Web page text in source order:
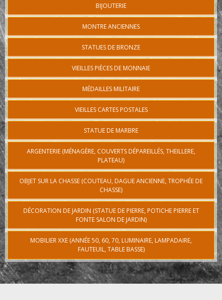
BIJOUTERIE
MONTRE ANCIENNES
STATUES DE BRONZE
VIEILLES PIÈCES DE MONNAIE
MÉDAILLES MILITAIRE
VIEILLES CARTES POSTALES
STATUE DE MARBRE
ARGENTERIE (MÉNAGÈRE, COUVERTS DÉPAREILLÉS, THEILLERE,
PLATEAU)
OBJET SUR LA CHASSE (COUTEAU, DAGUE ANCIENNE, TROPHÉE DE
CHASSE)
DÉCORATION DE JARDIN (STATUE DE PIERRE, POTICHE PIERRE ET
FONTE SALON DE JARDIN)
MOBILIER XXE (ANNÉE 50, 60, 70, LUMINAIRE, LAMPADAIRE,
FAUTEUIL, TABLE BASSE)